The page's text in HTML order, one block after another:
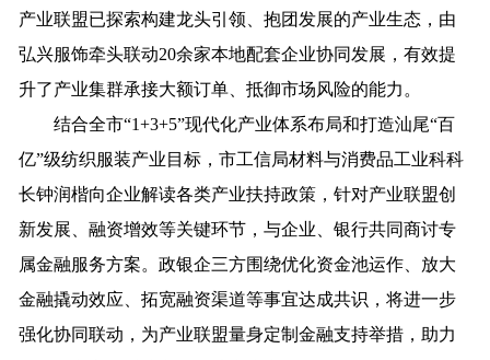
产业联盟已探索构建龙头引领、抱团发展的产业生态，由
弘兴服饰牵头联动20余家本地配套企业协同发展，有效提
升了产业集群承接大额订单、抵御市场风险的能力。
结合全市“1+3+5”现代化产业体系布局和打造汕尾“百
亿”级纺织服装产业目标，市工信局材料与消费品工业科科
长钟润楷向企业解读各类产业扶持政策，针对产业联盟创
新发展、融资增效等关键环节，与企业、银行共同商讨专
属金融服务方案。政银企三方围绕优化资金池运作、放大
金融撬动效应、拓宽融资渠道等事宜达成共识，将进一步
强化协同联动，为产业联盟量身定制金融支持举措，助力